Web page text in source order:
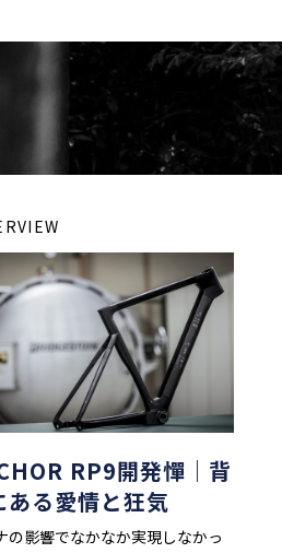
RP9開発憚｜背
ある愛情と狂気
の影響でなかなか実現しなかっ